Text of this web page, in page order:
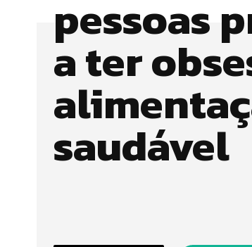
pessoas
a ter
saudável